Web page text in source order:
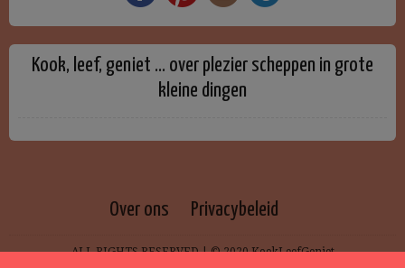
Kook, leef, geniet … over plezier scheppen in grote
kleine dingen
Over ons Privacybeleid
ALL RIGHTS RESERVED | © 2020 KookLeefGeniet